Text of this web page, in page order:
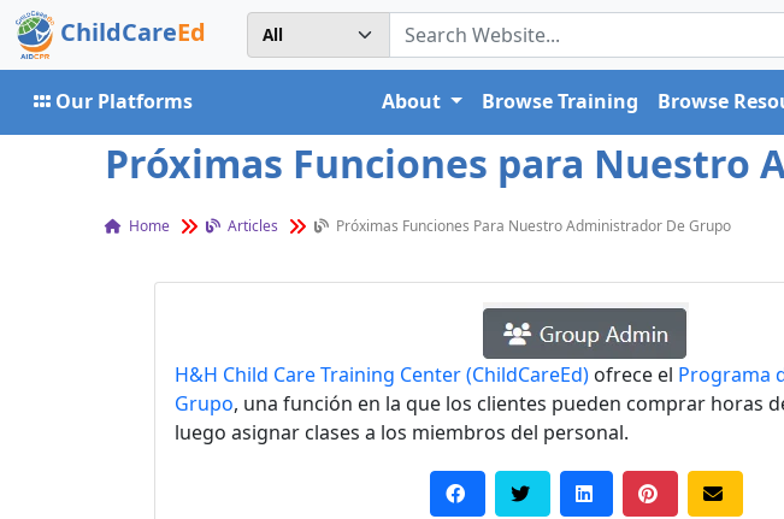
ChildCareEd
Our Platforms About Browse Training Browse
Próximas Funciones para Nuestro
Home Articles Próximas Funciones Para Nuestro Administrador De Grupo
H&H Child Care Training Center (ChildCareEd) ofrece el Programa
Grupo, una función en la que los clientes pueden comprar horas
luego asignar clases a los miembros del personal.